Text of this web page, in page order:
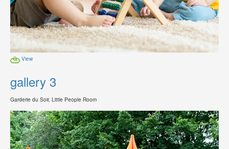
View
gallery 3
Garderie du Soir, Little People Room